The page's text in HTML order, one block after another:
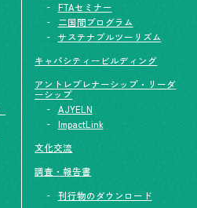
FTAセミナー
二国間プログラム
サステナブルツーリズム
キャパシティービルディング
アントレプレナーシップ・リーダ
ーシップ
AJYELN
ImpactLink
文化交流
調査・報告書
刊行物のダウンロード